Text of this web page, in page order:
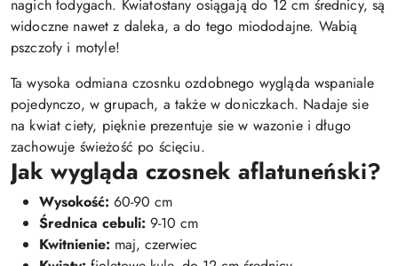
nagich łodygach. Kwiatostany osiągają do 12 cm średnicy, są
widoczne nawet z daleka, a do tego miododajne. Wabią
pszczoły i motyle!
Ta wysoka odmiana czosnku ozdobnego wygląda wspaniale
pojedynczo, w grupach, a także w doniczkach. Nadaje sie
na kwiat ciety, pięknie prezentuje sie w wazonie i długo
zachowuje świeżość po ścięciu.
Jak wygląda czosnek aflatuneński?
Wysokość: 60-90 cm
Średnica cebuli: 9-10 cm
Kwitnienie: maj, czerwiec